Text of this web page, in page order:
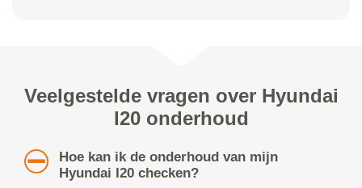
Veelgestelde vragen over Hyundai
I20 onderhoud
Hoe kan ik de onderhoud van mijn
Hyundai I20 checken?